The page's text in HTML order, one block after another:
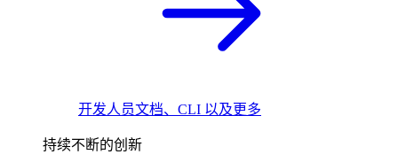
开发人员文档、CLI 以及更多
持续不断的创新